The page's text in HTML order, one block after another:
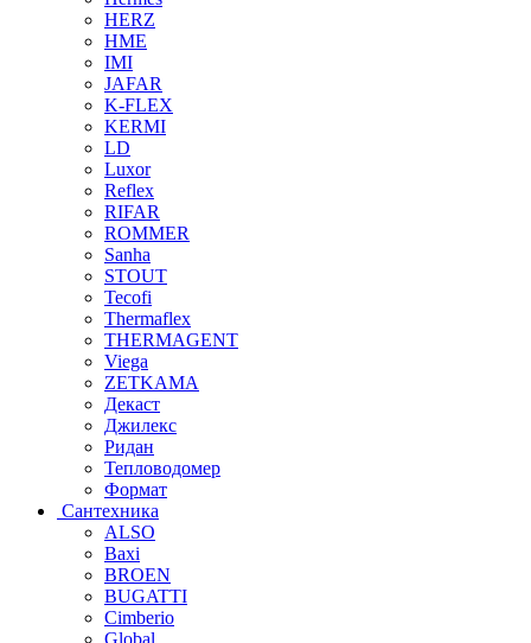
HERZ
HME
IMI
JAFAR
K-FLEX
KERMI
LD
Luxor
Reflex
RIFAR
ROMMER
Sanha
STOUT
Tecofi
Thermaflex
THERMAGENT
Viega
ZETKAMA
Декаст
Джилекс
Ридан
Тепловодомер
Формат
Сантехника
ALSO
Baxi
BROEN
BUGATTI
Cimberio
Global